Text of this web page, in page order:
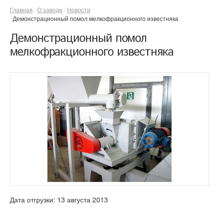
Главная О заводе
Новости
Демонстрационный помол мелкофракционного известняка
Демонстрационный помол
мелкофракционного известняка
Дата отгрузки: 13 августа 2013